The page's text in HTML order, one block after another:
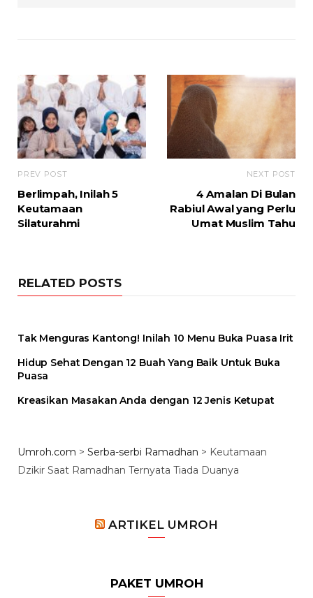
PREV POST
Berlimpah, Inilah 5
Keutamaan
Silaturahmi
NEXT POST
4 Amalan Di Bulan
Rabiul Awal yang Perlu
Umat Muslim Tahu
RELATED POSTS
Tak Menguras Kantong! Inilah 10 Menu Buka Puasa Irit
Hidup Sehat Dengan 12 Buah Yang Baik Untuk Buka
Puasa
Kreasikan Masakan Anda dengan 12 Jenis Ketupat
Umroh.com > Serba-serbi Ramadhan > Keutamaan
Dzikir Saat Ramadhan Ternyata Tiada Duanya
ARTIKEL UMROH
PAKET UMROH